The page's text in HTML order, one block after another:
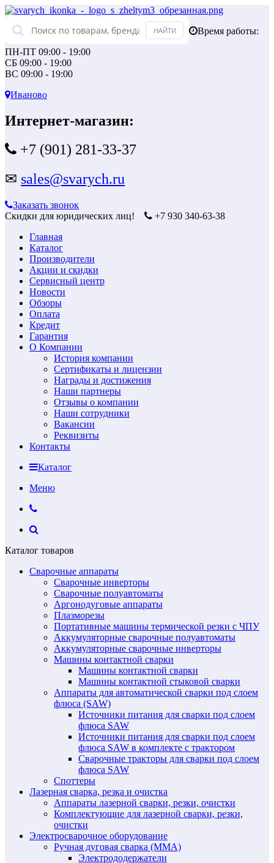
Время работы:
ПН-ПТ 09:00 - 19:00
СБ 09:00 - 19:00
ВС 09:00 - 19:00
Иваново
Интернет-магазин:
+7 (901) 281-33-37
✉ sales@svarych.ru
Заказать звонок
Скидки для юридических лиц!
+7 930 340-63-38
Главная
Каталог
Производители
Акции и скидки
Сервисный центр
Новости
Обзоры
Оплата
Кредит
Гарантия
О Компании
История компании
Сертификаты и лицензии
Награды и достижения
Наши партнеры
Отзывы о компании
Наши сотрудники
Вакансии
Реквизиты
Контакты
Каталог
Меню
Каталог товаров
Сварочные аппараты
Сварочные инверторы
Сварочные полуавтоматы
Аргонодуговые аппараты
Плазморезы
Портативные машины термической резки с ЧПУ
Аккумуляторные сварочные полуавтоматы
Аккумуляторные сварочные инверторы
Машины контактной сварки
Машины контактной сварки
Машины контактной стыковой сварки
Аппараты для автоматической сварки под слоем
флюса (SAW)
Источники питания для сварки под слоем
флюса SAW
Источники питания для сварки под слоем
флюса SAW в комплекте с трактором
Сварочные тракторы для сварки под слоем
флюса SAW
Споттеры
Лазерная сварка, резка и очистка
Аппараты лазерной сварки, резки, очистки
Комплектующие для лазерной сварки, резки,
очистки
Электросварочное оборудование
Ручная дуговая сварка (MMA)
Электрододержатели